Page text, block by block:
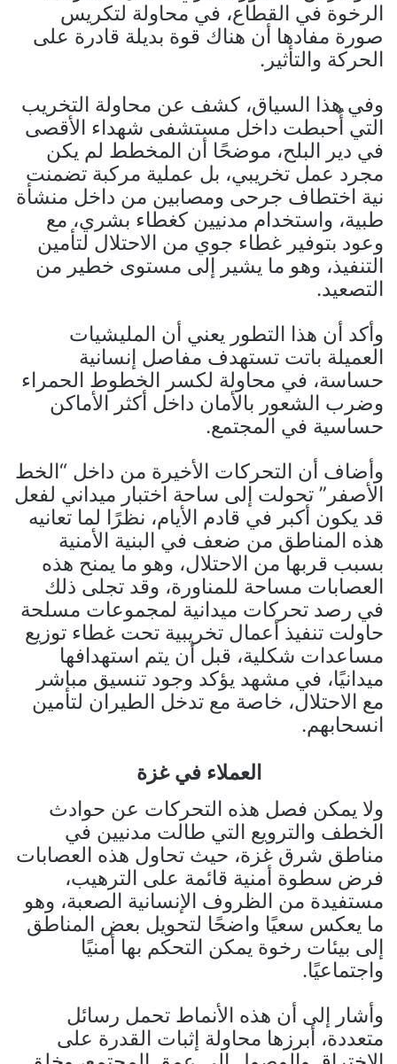
الرخوة في القطاع، في محاولة لتكريس
صورة مفادها أن هناك قوة بديلة قادرة على
الحركة والتأثير.
وفي هذا السياق، كشف عن محاولة التخريب
التي أُحبطت داخل مستشفى شهداء الأقصى
في دير البلح، موضحًا أن المخطط لم يكن
مجرد عمل تخريبي، بل عملية مركبة تضمنت
نية اختطاف جرحى ومصابين من داخل منشأة
طبية، واستخدام مدنيين كغطاء بشري، مع
وعود بتوفير غطاء جوي من الاحتلال لتأمين
التنفيذ، وهو ما يشير إلى مستوى خطير من
التصعيد.
وأكد أن هذا التطور يعني أن المليشيات
العميلة باتت تستهدف مفاصل إنسانية
حساسة، في محاولة لكسر الخطوط الحمراء
وضرب الشعور بالأمان داخل أكثر الأماكن
حساسية في المجتمع.
وأضاف أن التحركات الأخيرة من داخل “الخط
الأصفر” تحولت إلى ساحة اختبار ميداني لفعل
قد يكون أكبر في قادم الأيام، نظرًا لما تعانيه
هذه المناطق من ضعف في البنية الأمنية
بسبب قربها من الاحتلال، وهو ما يمنح هذه
العصابات مساحة للمناورة، وقد تجلى ذلك
في رصد تحركات ميدانية لمجموعات مسلحة
حاولت تنفيذ أعمال تخريبية تحت غطاء توزيع
مساعدات شكلية، قبل أن يتم استهدافها
ميدانيًا، في مشهد يؤكد وجود تنسيق مباشر
مع الاحتلال، خاصة مع تدخل الطيران لتأمين
انسحابهم.
العملاء في غزة
ولا يمكن فصل هذه التحركات عن حوادث
الخطف والترويع التي طالت مدنيين في
مناطق شرق غزة، حيث تحاول هذه العصابات
فرض سطوة أمنية قائمة على الترهيب،
مستفيدة من الظروف الإنسانية الصعبة، وهو
ما يعكس سعيًا واضحًا لتحويل بعض المناطق
إلى بيئات رخوة يمكن التحكم بها أمنيًا
واجتماعيًا.
وأشار إلى أن هذه الأنماط تحمل رسائل
متعددة، أبرزها محاولة إثبات القدرة على